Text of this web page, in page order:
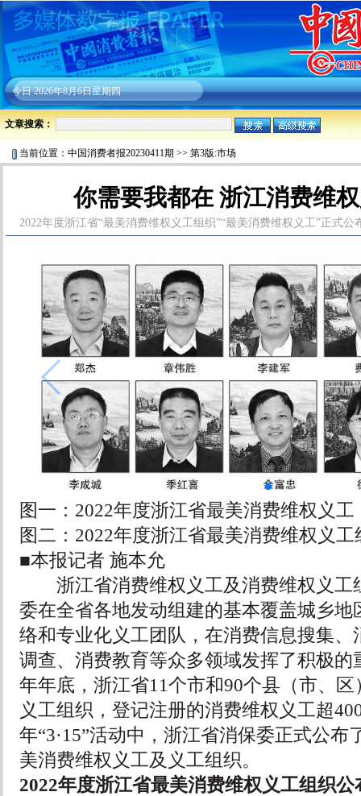
今日2026年8月6日星期四
文章搜索：
当前位置： 中国消费者报20230411期 >> 第3版:市场
你需要我都在 浙江消费维
2022年度浙江省“最美消费维权义工组织”“最美消费维权义工”正式公
图一：2022年度浙江省最美消费维权义工
图二：2022年度浙江省最美消费维权义工
■本报记者 施本允
浙江省消费维权义工及消费维权义工
委在全省各地发动组建的基本覆盖城乡地
络和专业化义工团队，在消费信息搜集、
调查、消费教育等众多领域发挥了积极的
年年底，浙江省11个市和90个县（市、
义工组织，登记注册的消费维权义工超
年“3·15”活动中，浙江省消保委正式公布
美消费维权义工及义工组织。
2022年度浙江省最美消费维权义工组织公